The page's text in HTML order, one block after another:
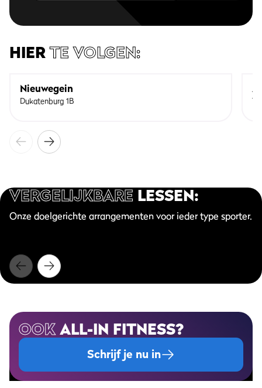
HIERTE VOLGEN:
Nieuwegein
Dukatenburg 1B
VERGELIJKBARELESSEN:
Onze doelgerichte arrangementen voor ieder type sporter.
OOKALL-IN FITNESS?
Schrijf je nu in